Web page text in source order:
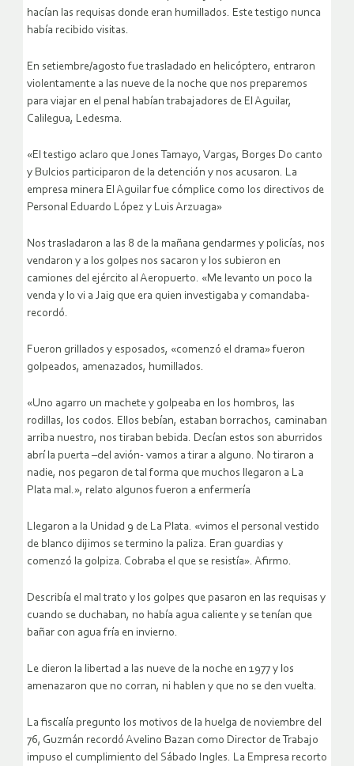
hacían las requisas donde eran humillados. Este testigo nunca
había recibido visitas.
En setiembre/agosto fue trasladado en helicóptero, entraron
violentamente a las nueve de la noche que nos preparemos
para viajar en el penal habían trabajadores de El Aguilar,
Calilegua, Ledesma.
«El testigo aclaro que Jones Tamayo, Vargas, Borges Do canto
y Bulcios participaron de la detención y nos acusaron. La
empresa minera El Aguilar fue cómplice como los directivos de
Personal Eduardo López y Luis Arzuaga»
Nos trasladaron a las 8 de la mañana gendarmes y policías, nos
vendaron y a los golpes nos sacaron y los subieron en
camiones del ejército al Aeropuerto. «Me levanto un poco la
venda y lo vi a Jaig que era quien investigaba y comandaba-
recordó.
Fueron grillados y esposados, «comenzó el drama» fueron
golpeados, amenazados, humillados.
«Uno agarro un machete y golpeaba en los hombros, las
rodillas, los codos. Ellos bebían, estaban borrachos, caminaban
arriba nuestro, nos tiraban bebida. Decían estos son aburridos
abrí la puerta –del avión- vamos a tirar a alguno. No tiraron a
nadie, nos pegaron de tal forma que muchos llegaron a La
Plata mal.», relato algunos fueron a enfermería
Llegaron a la Unidad 9 de La Plata. «vimos el personal vestido
de blanco dijimos se termino la paliza. Eran guardias y
comenzó la golpiza. Cobraba el que se resistía». Afirmo.
Describía el mal trato y los golpes que pasaron en las requisas y
cuando se duchaban, no había agua caliente y se tenían que
bañar con agua fría en invierno.
Le dieron la libertad a las nueve de la noche en 1977 y los
amenazaron que no corran, ni hablen y que no se den vuelta.
La fiscalía pregunto los motivos de la huelga de noviembre del
76, Guzmán recordó Avelino Bazan como Director de Trabajo
impuso el cumplimiento del Sábado Ingles. La Empresa recorto